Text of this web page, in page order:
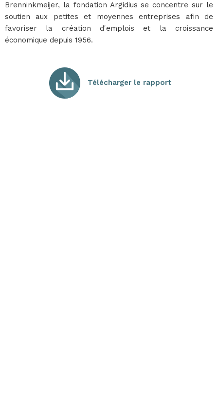
Brenninkmeijer, la fondation Argidius se concentre sur le
soutien aux petites et moyennes entreprises afin de
favoriser la création d'emplois et la croissance
économique depuis 1956.
Télécharger le rapport